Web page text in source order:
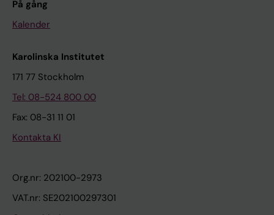
På gång
Kalender
Karolinska Institutet
171 77 Stockholm
Tel: 08-524 800 00
Fax: 08-31 11 01
Kontakta KI
Org.nr: 202100-2973
VAT.nr: SE202100297301